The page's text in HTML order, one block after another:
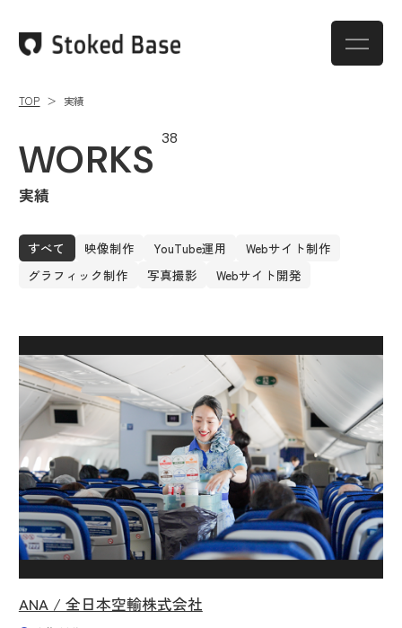
TOP 実績
WORKS 38
実績
すべて 映像制作 YouTube運用
Webサイト制作
グラフィック制作
写真撮影 Webサイト開発
ANA / 全日本空輸株式会社